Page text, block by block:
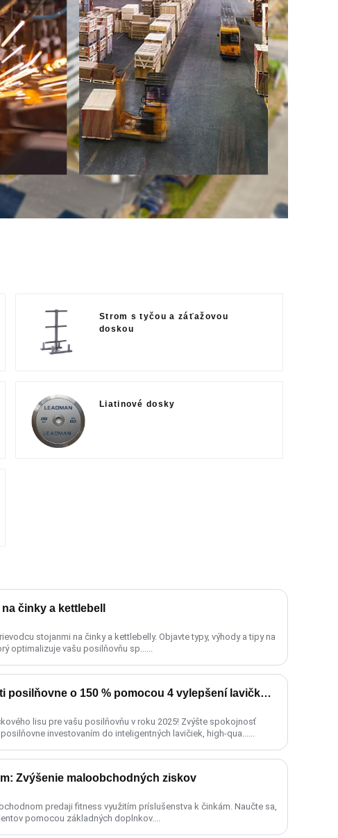
Strom s tyčou a záťažovou
doskou
Liatinové dosky
činky a kettlebell
stojanmi na činky a kettlebelly. Objavte typy, výhody a tipy na
optimalizuje vašu posilňovňu sp......
Zvýšenie návštevnosti posilňovne o 150 % pomocou 4 vylepšení lavičkového lisu
lisu pre vašu posilňovňu v roku 2025! Zvýšte spokojnosť
investovaním do inteligentných lavičiek, high-qua......
Zvýšenie maloobchodných ziskov
predaji fitness využitím príslušenstva k činkám. Naučte sa,
pomocou základných doplnkov....